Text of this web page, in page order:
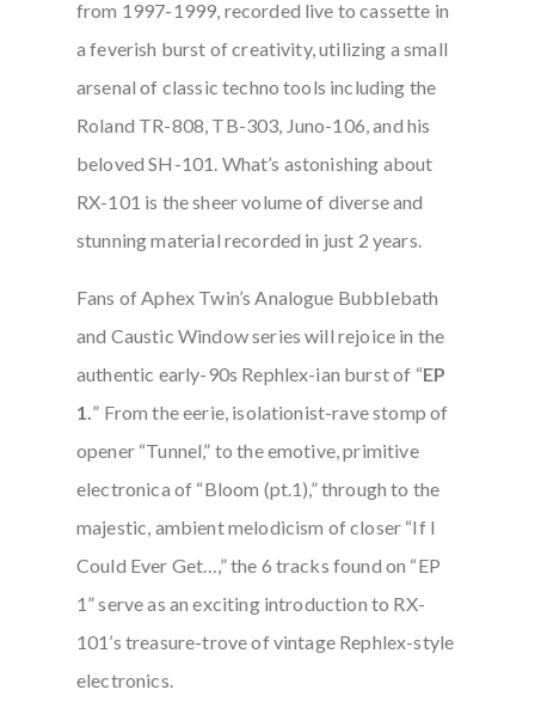
from 1997-1999, recorded live to cassette in
a feverish burst of creativity, utilizing a small
arsenal of classic techno tools including the
Roland TR-808, TB-303, Juno-106, and his
beloved SH-101. What’s astonishing about
RX-101 is the sheer volume of diverse and
stunning material recorded in just 2 years.
Fans of Aphex Twin’s Analogue Bubblebath
and Caustic Window series will rejoice in the
authentic early-90s Rephlex-ian burst of “EP
1. ” From the eerie, isolationist-rave stomp of
opener “Tunnel,” to the emotive, primitive
electronica of “Bloom (pt.1),” through to the
majestic, ambient melodicism of closer “If I
Could Ever Get…,” the 6 tracks found on “EP
1” serve as an exciting introduction to RX-
101’s treasure-trove of vintage Rephlex-style
electronics.